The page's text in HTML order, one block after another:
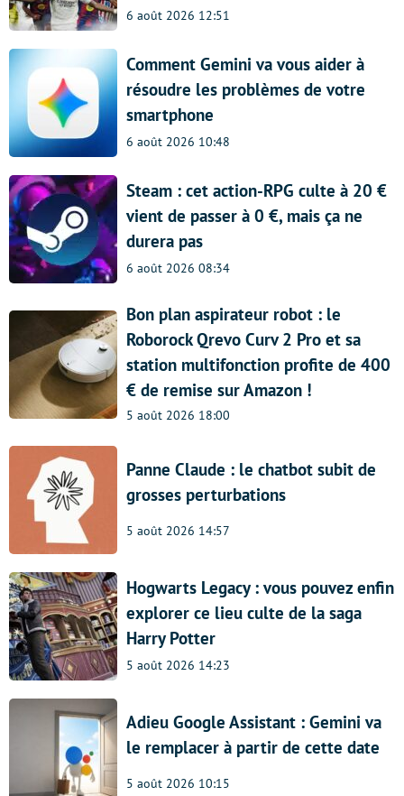
6 août 2026 12:51
Comment Gemini va vous aider à
résoudre les problèmes de votre
smartphone
6 août 2026 10:48
Steam : cet action-RPG culte à 20 €
vient de passer à 0 €, mais ça ne
durera pas
6 août 2026 08:34
Bon plan aspirateur robot : le
Roborock Qrevo Curv 2 Pro et sa
station multifonction profite de 400
€ de remise sur Amazon !
5 août 2026 18:00
Panne Claude : le chatbot subit de
grosses perturbations
5 août 2026 14:57
Hogwarts Legacy : vous pouvez enfin
explorer ce lieu culte de la saga
Harry Potter
5 août 2026 14:23
Adieu Google Assistant : Gemini va
le remplacer à partir de cette date
5 août 2026 10:15